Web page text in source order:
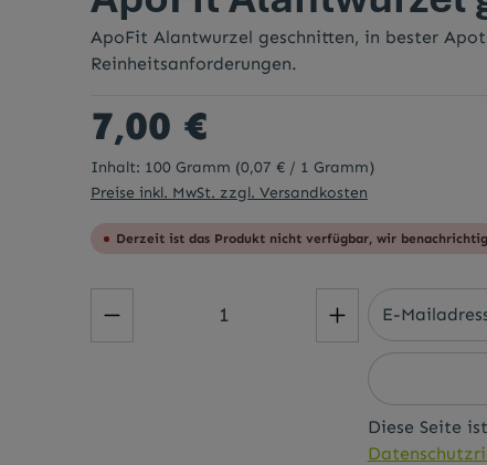
ApoFit Alantwurzel geschnitten, in bester
Reinheitsanforderungen.
Regulärer Preis:
7,00 €
Inhalt: 100 Gramm (0,07 € / 1 Gramm)
Preise inkl. MwSt. zzgl. Versandkosten
Derzeit ist das Produkt nicht verfügbar, wir
Diese Seite